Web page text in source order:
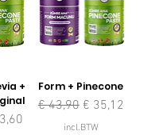
+
Form + Pinecone
Normale prijs
€ 43,90 Verkoopprijs
€ 35,12
incl.BTW